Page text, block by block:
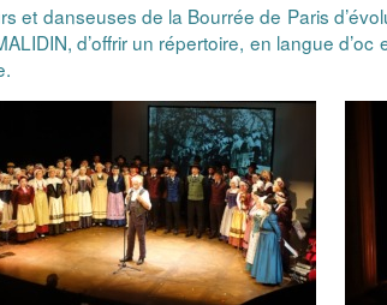
et danseuses de la Bourrée de Paris
d’offrir un répertoire, en langue